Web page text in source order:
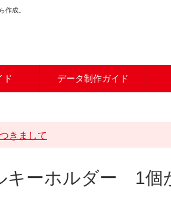
作成。
ド データ制作ガイド
きまして
キーホルダー 1個